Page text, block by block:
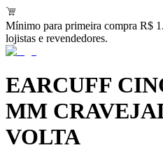
Mínimo para primeira compra R$
lojistas e revendedores.
EARCUFF
MM
VOLTA